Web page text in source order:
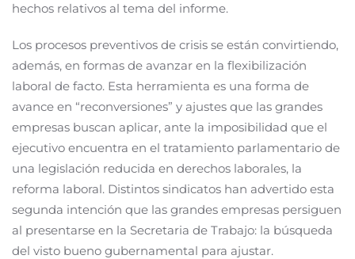
hechos relativos al tema del informe.
Los procesos preventivos de crisis se están convirtiendo,
además, en formas de avanzar en la flexibilización
laboral de facto. Esta herramienta es una forma de
avance en “reconversiones” y ajustes que las grandes
empresas buscan aplicar, ante la imposibilidad que el
ejecutivo encuentra en el tratamiento parlamentario de
una legislación reducida en derechos laborales, la
reforma laboral. Distintos sindicatos han advertido esta
segunda intención que las grandes empresas persiguen
al presentarse en la Secretaria de Trabajo: la búsqueda
del visto bueno gubernamental para ajustar.